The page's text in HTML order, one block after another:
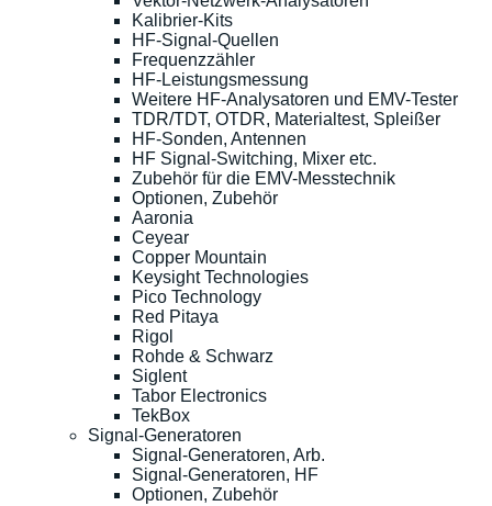
Kalibrier-Kits
HF-Signal-Quellen
Frequenzzähler
HF-Leistungsmessung
Weitere HF-Analysatoren und EMV-Tester
TDR/TDT, OTDR, Materialtest, Spleißer
HF-Sonden, Antennen
HF Signal-Switching, Mixer etc.
Zubehör für die EMV-Messtechnik
Optionen, Zubehör
Aaronia
Ceyear
Copper Mountain
Keysight Technologies
Pico Technology
Red Pitaya
Rigol
Rohde & Schwarz
Siglent
Tabor Electronics
TekBox
Signal-Generatoren
Signal-Generatoren, Arb.
Signal-Generatoren, HF
Optionen, Zubehör